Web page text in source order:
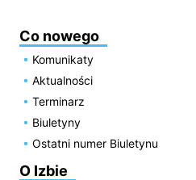
Co nowego
Komunikaty
Aktualności
Terminarz
Biuletyny
Ostatni numer Biuletynu
O Izbie